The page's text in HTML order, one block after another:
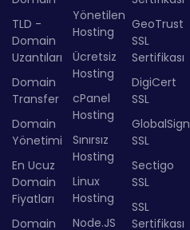
TLD -
Domain
Uzantıları
Domain
Transfer
Domain
Yönetimi
En Ucuz
Domain
Fiyatları
Domain
Yönetilen
Hosting
Ücretsiz
Hosting
cPanel
Hosting
Sınırsız
Hosting
Linux
Hosting
Node.JS
GeoTrust
SSL
Sertifikası
DigiCert
SSL
GlobalSign
SSL
Sectigo
SSL
SSL
Sertifikası